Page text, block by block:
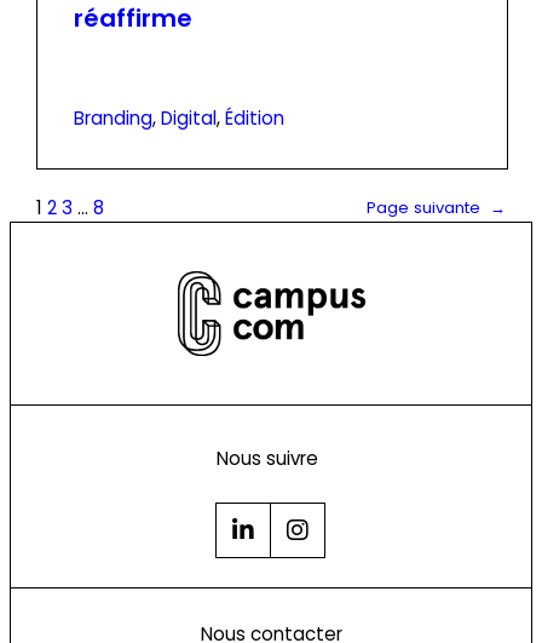
réaffirme
Branding, Digital, Édition
1 2 3 … 8 Page suivante →
Nous suivre
Nous contacter